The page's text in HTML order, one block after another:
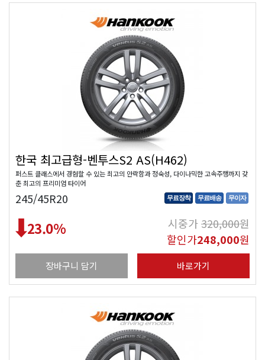
한국 최고급형-벤투스S2 AS(H462)
퍼스트 클래스에서 경험할 수 있는 최고의 안락함과 정숙성, 다이나믹한 고속주행까지 갖
춘 최고의 프리미엄 타이어
245/45R20 무료장착 무료배송 무이자
23.0% 시중가320,000원
할인가248,000원
장바구니 담기 바로가기